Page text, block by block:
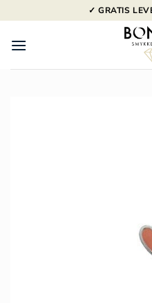
til
indhold
✓ GRATIS